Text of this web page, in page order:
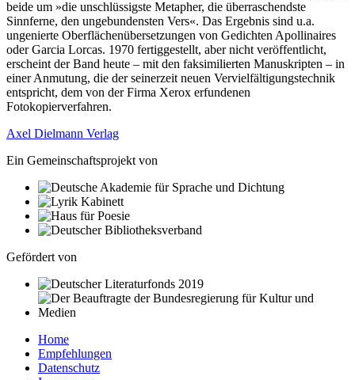
beide um »die unschlüssigste Metapher, die überraschendste
Sinnferne, den ungebundensten Vers«. Das Ergebnis sind u.a.
ungenierte Oberflächenübersetzungen von Gedichten Apollinaires
oder Garcia Lorcas. 1970 fertiggestellt, aber nicht veröffentlicht,
erscheint der Band heute – mit den faksimilierten Manuskripten – in
einer Anmutung, die der seinerzeit neuen Vervielfältigungstechnik
entspricht, dem von der Firma Xerox erfundenen
Fotokopierverfahren.
Axel Dielmann Verlag
Ein Gemeinschaftsprojekt von
Gefördert von
Home
Empfehlungen
Datenschutz